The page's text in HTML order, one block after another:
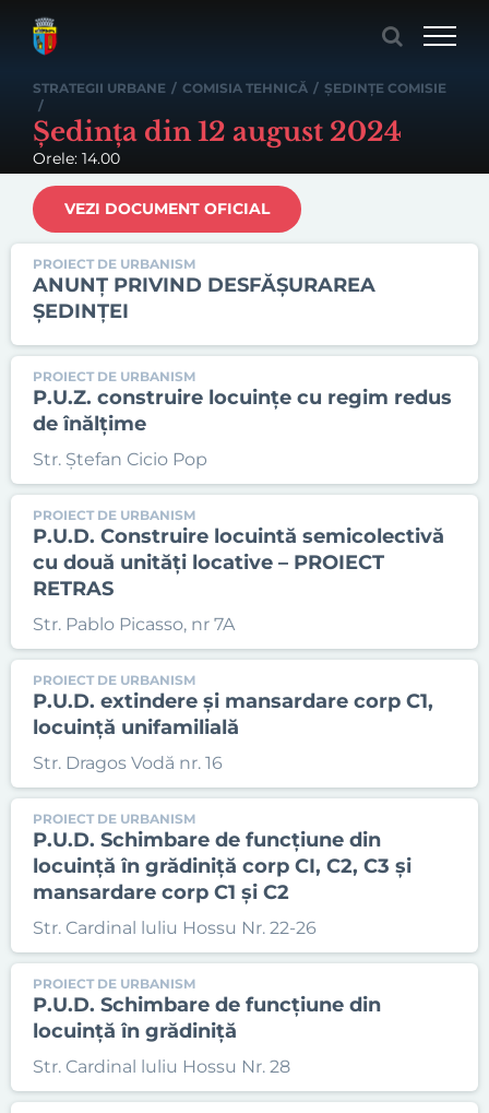
STRATEGII URBANE / COMISIA TEHNICĂ / ȘEDINȚE COMISIE
/
Ședința din 12 august 2024
Orele: 14.00
VEZI DOCUMENT OFICIAL
PROIECT DE URBANISM
ANUNȚ PRIVIND DESFĂȘURAREA
ȘEDINȚEI
PROIECT DE URBANISM
P.U.Z. construire locuințe cu regim redus
de înălțime
Str. Ștefan Cicio Pop
PROIECT DE URBANISM
P.U.D. Construire locuintă semicolectivă
cu două unități locative – PROIECT
RETRAS
Str. Pablo Picasso, nr 7A
PROIECT DE URBANISM
P.U.D. extindere și mansardare corp C1,
locuință unifamilială
Str. Dragos Vodă nr. 16
PROIECT DE URBANISM
P.U.D. Schimbare de funcțiune din
locuință în grădiniță corp CI, C2, C3 și
mansardare corp C1 și C2
Str. Cardinal luliu Hossu Nr. 22-26
PROIECT DE URBANISM
P.U.D. Schimbare de funcțiune din
locuință în grădiniță
Str. Cardinal luliu Hossu Nr. 28